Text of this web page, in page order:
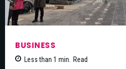
BUSINESS
Less than 1 min. Read